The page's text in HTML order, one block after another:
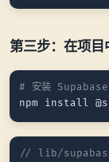
第三步：在项目
# 安装 Supabase
// lib/